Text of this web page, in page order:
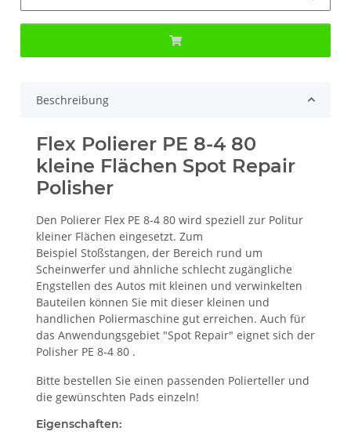
Beschreibung
Flex Polierer PE 8-4 80
kleine Flächen Spot Repair
Polisher
Den Polierer Flex PE 8-4 80 wird speziell zur Politur
kleiner Flächen eingesetzt. Zum
Beispiel Stoßstangen, der Bereich rund um
Scheinwerfer und ähnliche schlecht zugängliche
Engstellen des Autos mit kleinen und verwinkelten
Bauteilen können Sie mit dieser kleinen und
handlichen Poliermaschine gut erreichen. Auch für
das Anwendungsgebiet "Spot Repair" eignet sich der
Polisher PE 8-4 80 .
Bitte bestellen Sie einen passenden Polierteller und
die gewünschten Pads einzeln!
Eigenschaften: